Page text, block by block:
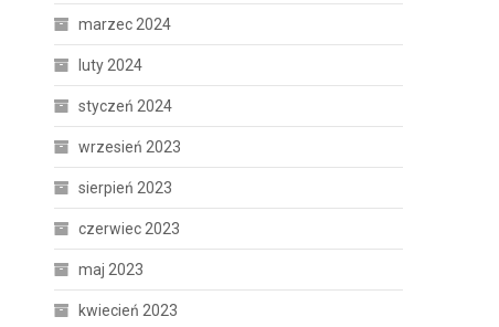
marzec 2024
luty 2024
styczeń 2024
wrzesień 2023
sierpień 2023
czerwiec 2023
maj 2023
kwiecień 2023